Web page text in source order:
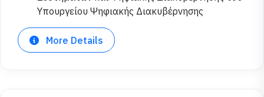
Υπουργείου Ψηφιακής Διακυβέρνησης
More Details